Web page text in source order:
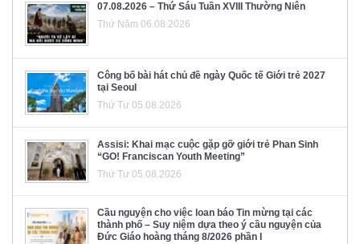
07.08.2026 – Thứ Sáu Tuần XVIII Thường Niên
Thứ Năm 06.08.2026
Công bố bài hát chủ đề ngày Quốc tế Giới trẻ 2027
tại Seoul
Thứ Tư 05.08.2026
Assisi: Khai mạc cuộc gặp gỡ giới trẻ Phan Sinh
“GO! Franciscan Youth Meeting”
Thứ Tư 05.08.2026
Cầu nguyện cho việc loan báo Tin mừng tại các
thành phố – Suy niệm dựa theo ý cầu nguyện của
Đức Giáo hoàng tháng 8/2026 phần I